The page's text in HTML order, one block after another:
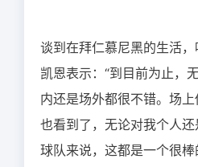
谈到在拜仁慕尼黑的生活
凯恩表示：“到目前为止，
内还是场外都很不错。场上
也看到了，无论对我个人还
球队来说，这都是一个很棒